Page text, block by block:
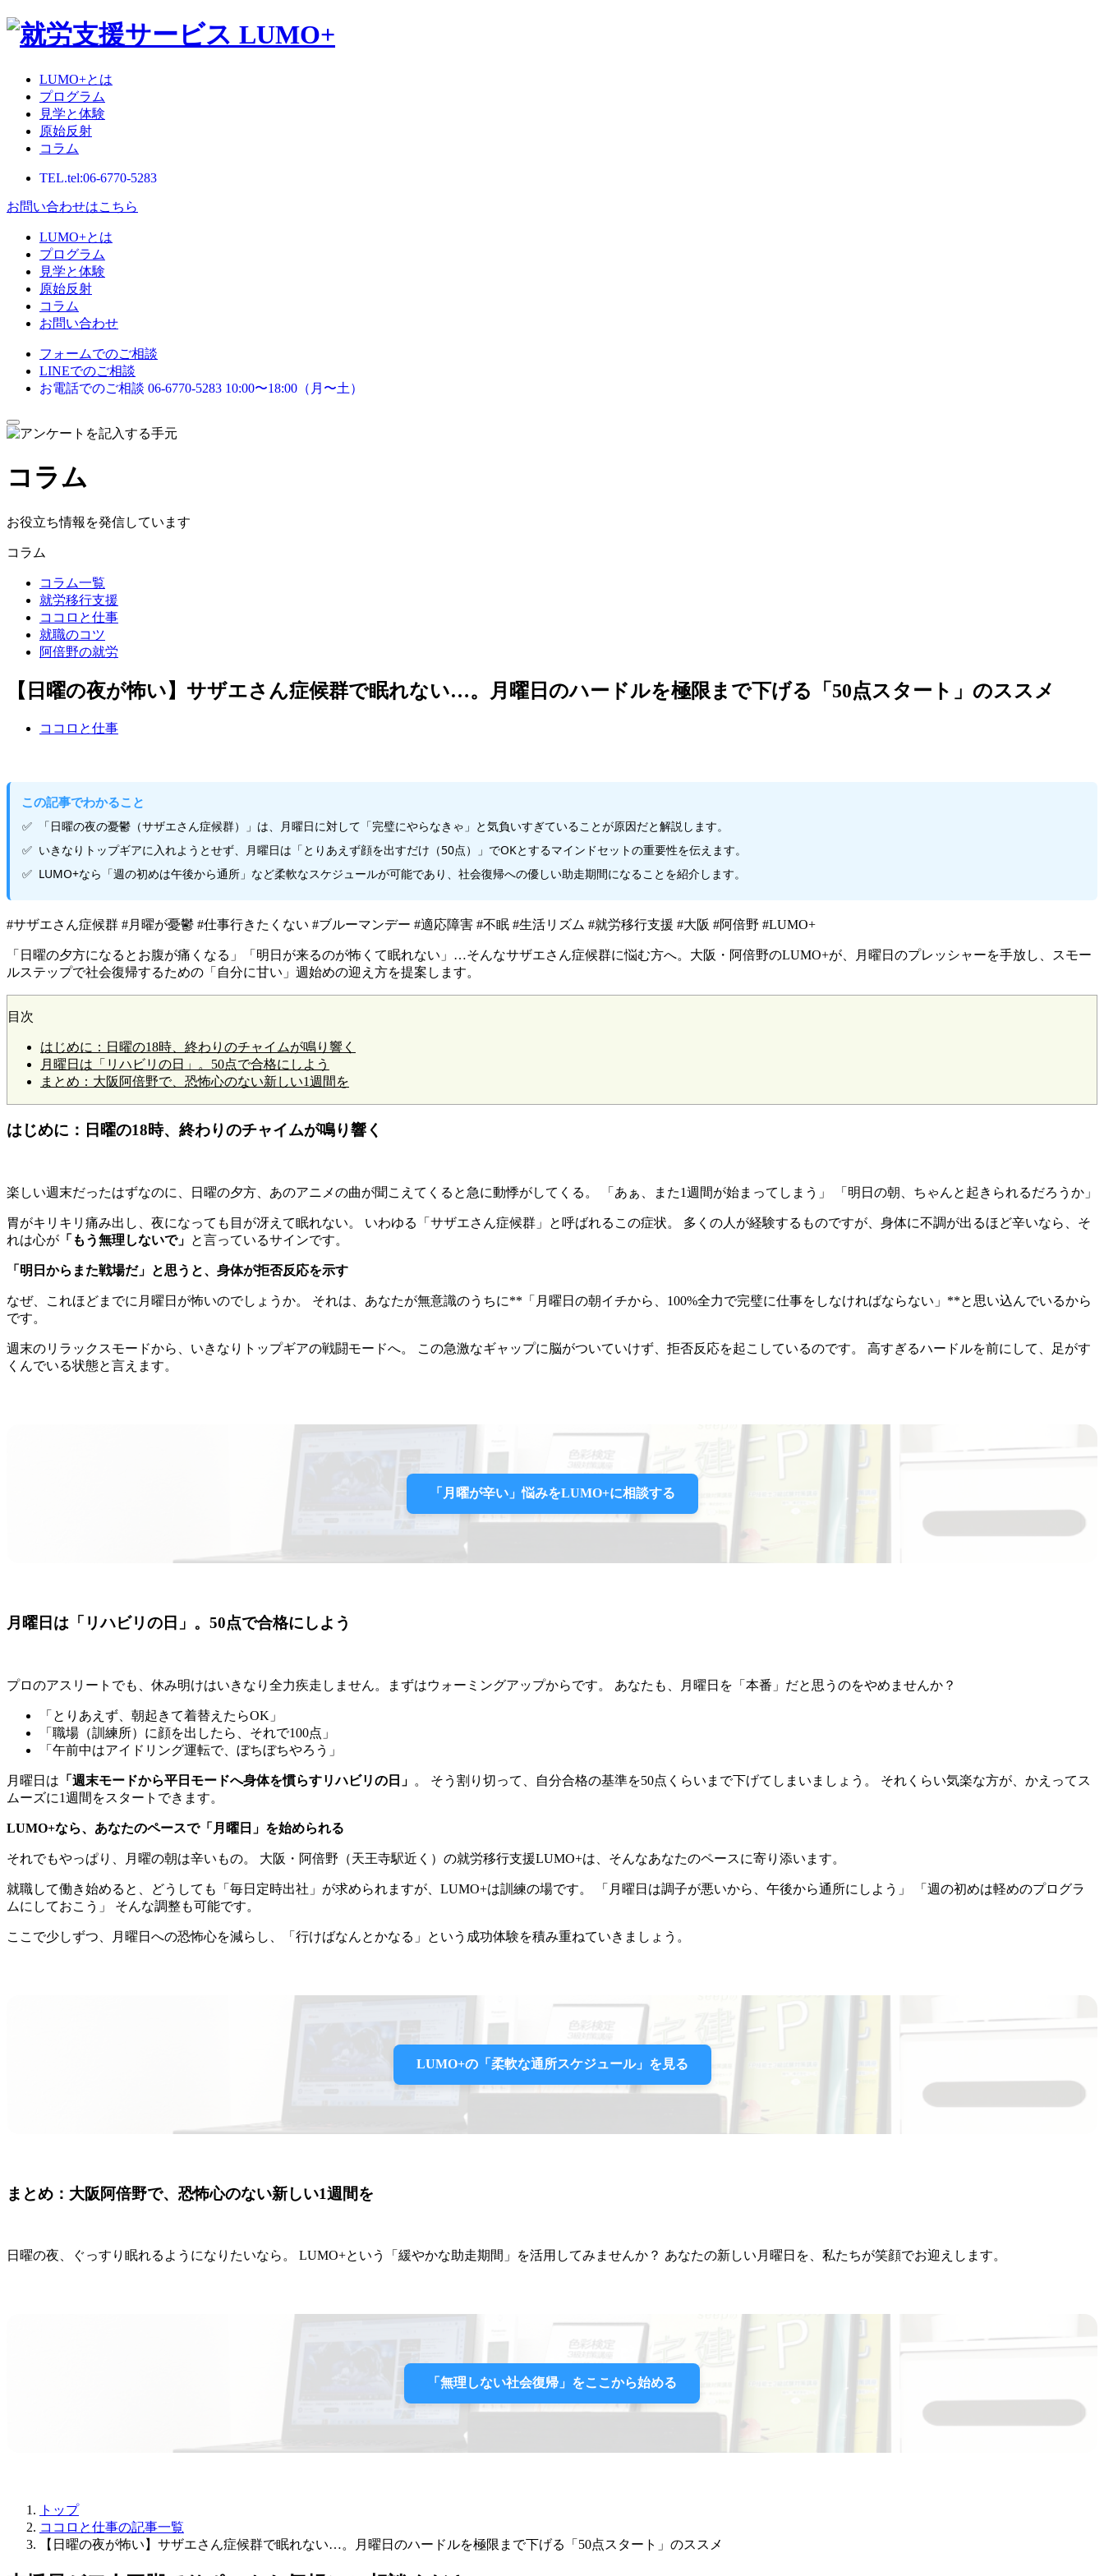
LUMO+とは
プログラム
見学と体験
原始反射
コラム
TEL.tel:06-6770-5283
お問い合わせはこちら
LUMO+とは
プログラム
見学と体験
原始反射
コラム
お問い合わせ
フォームでのご相談
LINEでのご相談
お電話でのご相談 06-6770-5283 10:00〜18:00（月〜土）
メ
ニ
ー
を
閉
す
る
コラム
お役立ち情報を発信しています
コラム
コラム一覧
就労移行支援
ココロと仕事
就職のコツ
阿倍野の就労
【日曜の夜が怖い】サザエさん症候群で眠れない…。月曜日のハードルを極限まで下げる「50点スタート」のススメ
ココロと仕事
この記事でわかること
「日曜の夜の憂鬱（サザエさん症候群）」は、月曜日に対して「完璧にやらなきゃ」と気負いすぎていることが原因だと解説します。
いきなりトップギアに入れようとせず、月曜日は「とりあえず顔を出すだけ（50点）」でOKとするマインドセットの重要性を伝えます。
LUMO+なら「週の初めは午後から通所」など柔軟なスケジュールが可能であり、社会復帰への優しい助走期間になることを紹介します。
#サザエさん症候群 #月曜が憂鬱 #仕事行きたくない #ブルーマンデー #適応障害 #不眠 #生活リズム #就労移行支援 #大阪 #阿倍野 #LUMO+
「日曜の夕方になるとお腹が痛くなる」「明日が来るのが怖くて眠れない」…そんなサザエさん症候群に悩む方へ。大阪・阿倍野のLUMO+が、月曜日のプレッシャーを手放し、スモー
ルステップで社会復帰するための「自分に甘い」週始めの迎え方を提案します。
目次
はじめに：日曜の18時、終わりのチャイムが鳴り響く
月曜日は「リハビリの日」。50点で合格にしよう
まとめ：大阪阿倍野で、恐怖心のない新しい1週間を
はじめに：日曜の18時、終わりのチャイムが鳴り響く
楽しい週末だったはずなのに、日曜の夕方、あのアニメの曲が聞こえてくると急に動悸がしてくる。 「あぁ、また1週間が始まってしまう」 「明日の朝、ちゃんと起きられるだろうか」
胃がキリキリ痛み出し、夜になっても目が冴えて眠れない。 いわゆる「サザエさん症候群」と呼ばれるこの症状。 多くの人が経験するものですが、身体に不調が出るほど辛いなら、そ
れは心が 「もう無理しないで」 と言っているサインです。
「明日からまた戦場だ」と思うと、身体が拒否反応を示す
なぜ、これほどまでに月曜日が怖いのでしょうか。 それは、あなたが無意識のうちに**「月曜日の朝イチから、100%全力で完璧に仕事をしなければならない」**と思い込んでいるから
です。
週末のリラックスモードから、いきなりトップギアの戦闘モードへ。 この急激なギャップに脳がついていけず、拒否反応を起こしているのです。 高すぎるハードルを前にして、足がす
くんでいる状態と言えます。
「月曜が辛い」悩みをLUMO+に相談する
月曜日は「リハビリの日」。50点で合格にしよう
プロのアスリートでも、休み明けはいきなり全力疾走しません。まずはウォーミングアップからです。 あなたも、月曜日を「本番」だと思うのをやめませんか？
「とりあえず、朝起きて着替えたらOK」
「職場（訓練所）に顔を出したら、それで100点」
「午前中はアイドリング運転で、ぼちぼちやろう」
月曜日は 「週末モードから平日モードへ身体を慣らすリハビリの日」 。 そう割り切って、自分合格の基準を50点くらいまで下げてしまいましょう。 それくらい気楽な方が、かえってス
ムーズに1週間をスタートできます。
LUMO+なら、あなたのペースで「月曜日」を始められる
それでもやっぱり、月曜の朝は辛いもの。 大阪・阿倍野（天王寺駅近く）の就労移行支援LUMO+は、そんなあなたのペースに寄り添います。
就職して働き始めると、どうしても「毎日定時出社」が求められますが、LUMO+は訓練の場です。 「月曜日は調子が悪いから、午後から通所にしよう」 「週の初めは軽めのプログラ
ムにしておこう」 そんな調整も可能です。
ここで少しずつ、月曜日への恐怖心を減らし、「行けばなんとかなる」という成功体験を積み重ねていきましょう。
LUMO+の「柔軟な通所スケジュール」を見る
まとめ：大阪阿倍野で、恐怖心のない新しい1週間を
日曜の夜、ぐっすり眠れるようになりたいなら。 LUMO+という「緩やかな助走期間」を活用してみませんか？ あなたの新しい月曜日を、私たちが笑顔でお迎えします。
「無理しない社会復帰」をここから始める
トップ
ココロと仕事の記事一覧
【日曜の夜が怖い】サザエさん症候群で眠れない…。月曜日のハードルを極限まで下げる「50点スタート」のススメ